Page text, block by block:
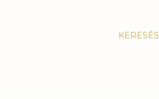
KERESÉS